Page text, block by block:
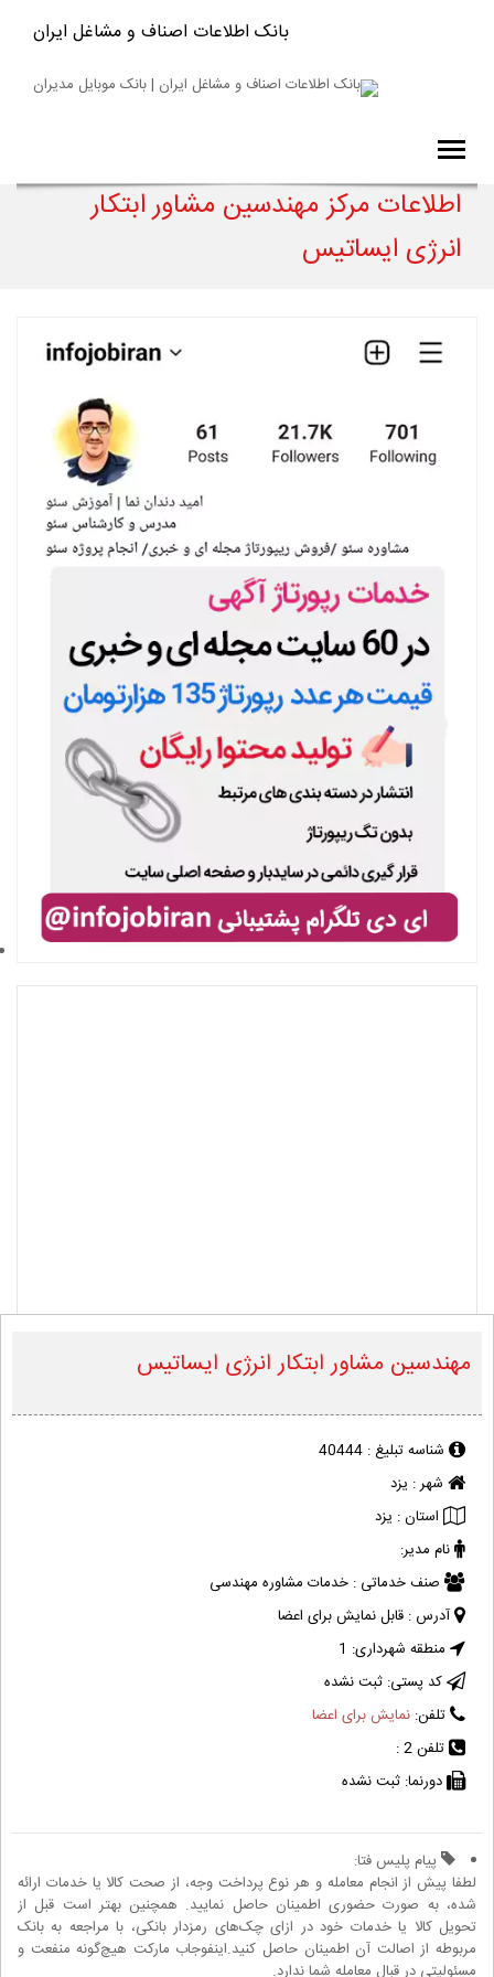
بانک اطلاعات اصناف و مشاغل ایران
اطلاعات مرکز مهندسین مشاور ابتکار
انرژی ایساتیس
مهندسین مشاور ابتکار انرژی ایساتیس
شناسه تبلیغ : 40444
شهر : یزد
استان : یزد
نام مدیر:
صنف خدماتی : خدمات مشاوره مهندسی
آدرس : قابل نمایش برای اعضا
منطقه شهرداری: 1
کد پستی: ثبت نشده
تلفن: نمایش برای اعضا
تلفن 2 :
دورنما: ثبت نشده
پیام پلیس فتا:
لطفا پیش از انجام معامله و هر نوع پرداخت وجه، از صحت کالا یا خدمات ارائه
شده، به صورت حضوری اطمینان حاصل نمایید. همچنین بهتر است قبل از
تحویل کالا یا خدمات خود در ازای چک‌های رمزدار بانکی، با مراجعه به بانک
مربوطه از اصالت آن اطمینان حاصل کنید.اینفوجاب مارکت هیچ‌گونه منفعت و
مسئولیتی در قبال معامله شما ندارد.